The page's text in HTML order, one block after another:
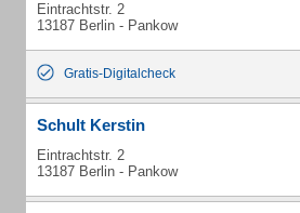
Eintrachtstr. 2
13187 Berlin - Pankow
Gratis-Digitalcheck
Schult Kerstin
Eintrachtstr. 2
13187 Berlin - Pankow